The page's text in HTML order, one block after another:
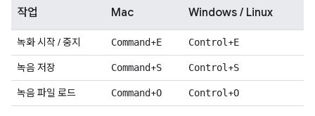
작업 Mac Windows / Linux
녹화 시작 / 중지 Command+E Control +E
녹음 저장 Command+S Control +S
녹음 파일 로드 Command+O Control +O